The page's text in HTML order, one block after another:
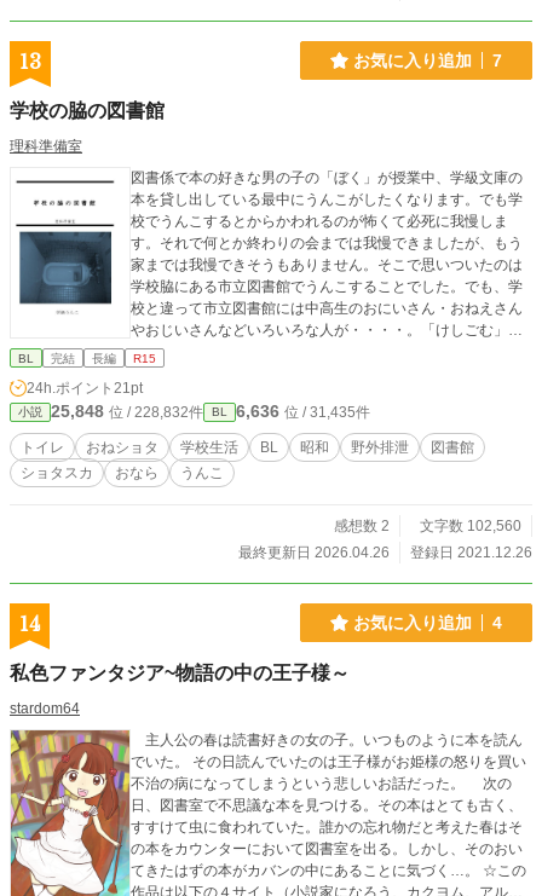
13 お気に入り追加 7
学校の脇の図書館
理科準備室
図書係で本の好きな男の子の「ぼく」が授業中、学級文庫の
本を貸し出している最中にうんこがしたくなります。でも学
校でうんこするとからかわれるのが怖くて必死に我慢しま
す。それで何とか終わりの会までは我慢できましたが、もう
家までは我慢できそうもありません。そこで思いついたのは
学校脇にある市立図書館でうんこすることでした。でも、学
校と違って市立図書館には中高生のおにいさん・おねえさん
やおじいさんなどいろいろな人が・・・・。「けしごむ」さ
んからいただいたイラスト入り。
BL 完結 長編 R15
24h.ポイント 21pt
小説 25,848 位 / 228,832件 BL 6,636 位 / 31,435件
トイレ おねショタ 学校生活 BL 昭和 野外排泄
図書館
ショタスカ
おなら うんこ
感想数 2
文字数 102,560
最終更新日 2026.04.26
登録日 2021.12.26
14 お気に入り追加 4
私色ファンタジア~物語の中の王子様～
stardom64
主人公の春は読書好きの女の子。いつものように本を読ん
でいた。 その日読んでいたのは王子様がお姫様の怒りを買い
不治の病になってしまうという悲しいお話だった。 次の
日、図書室で不思議な本を見つける。その本はとても古く、
すすけて虫に食われていた。誰かの忘れ物だと考えた春はそ
の本をカウンターにおいて図書室を出る。しかし、そのおい
てきたはずの本がカバンの中にあることに気づく…。 ☆この
作品は以下の４サイト（小説家になろう、カクヨム、アルフ